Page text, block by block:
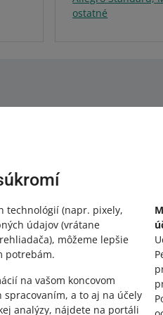
technológií (napr. pixely,
údajov (vrátane
, môžeme lepšie
potrebám.
na vašom koncovom
a to aj na účely
analýzy, nájdete na portáli
ostatné
jazykoch
o allegro.cz
polski
čeština